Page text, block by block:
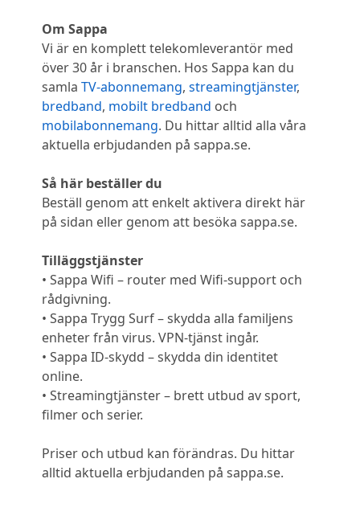
Om Sappa
Vi är en komplett telekomleverantör med
över 30 år i branschen. Hos Sappa kan du
samla TV-abonnemang, streamingtjänster,
bredband, mobilt bredband och
mobilabonnemang. Du hittar alltid alla våra
aktuella erbjudanden på sappa.se.
Så här beställer du
Beställ genom att enkelt aktivera direkt här
på sidan eller genom att besöka sappa.se.
Tilläggstjänster
• Sappa Wifi – router med Wifi-support och
rådgivning.
• Sappa Trygg Surf – skydda alla familjens
enheter från virus. VPN-tjänst ingår.
• Sappa ID-skydd – skydda din identitet
online.
• Streamingtjänster – brett utbud av sport,
filmer och serier.
Priser och utbud kan förändras. Du hittar
alltid aktuella erbjudanden på sappa.se.